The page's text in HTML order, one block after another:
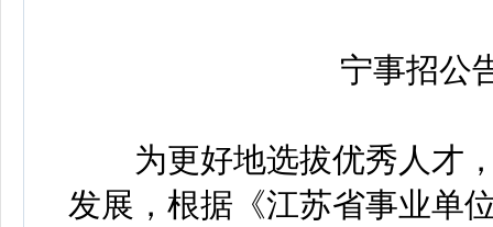
宁事招公告
为更好地选拔优秀人才，
发展，根据《江苏省事业单